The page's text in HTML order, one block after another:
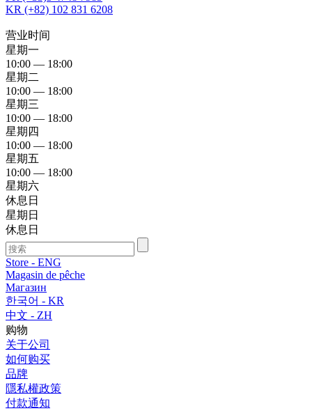
KR (+82) 102 831 6208
营业时间
星期一
10:00 — 18:00
星期二
10:00 — 18:00
星期三
10:00 — 18:00
星期四
10:00 — 18:00
星期五
10:00 — 18:00
星期六
休息日
星期日
休息日
Store - ENG
Magasin de pêche
Магазин
한국어 - KR
中文 - ZH
购物
关于公司
如何购买
品牌
隱私權政策
付款通知